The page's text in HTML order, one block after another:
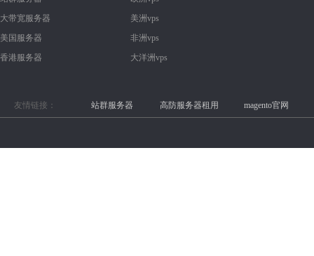
大带宽服务器
美国服务器
香港服务器
美洲vps
非洲vps
大洋洲vps
友情链接： 站群服务器 高防服务器租用 magento官网